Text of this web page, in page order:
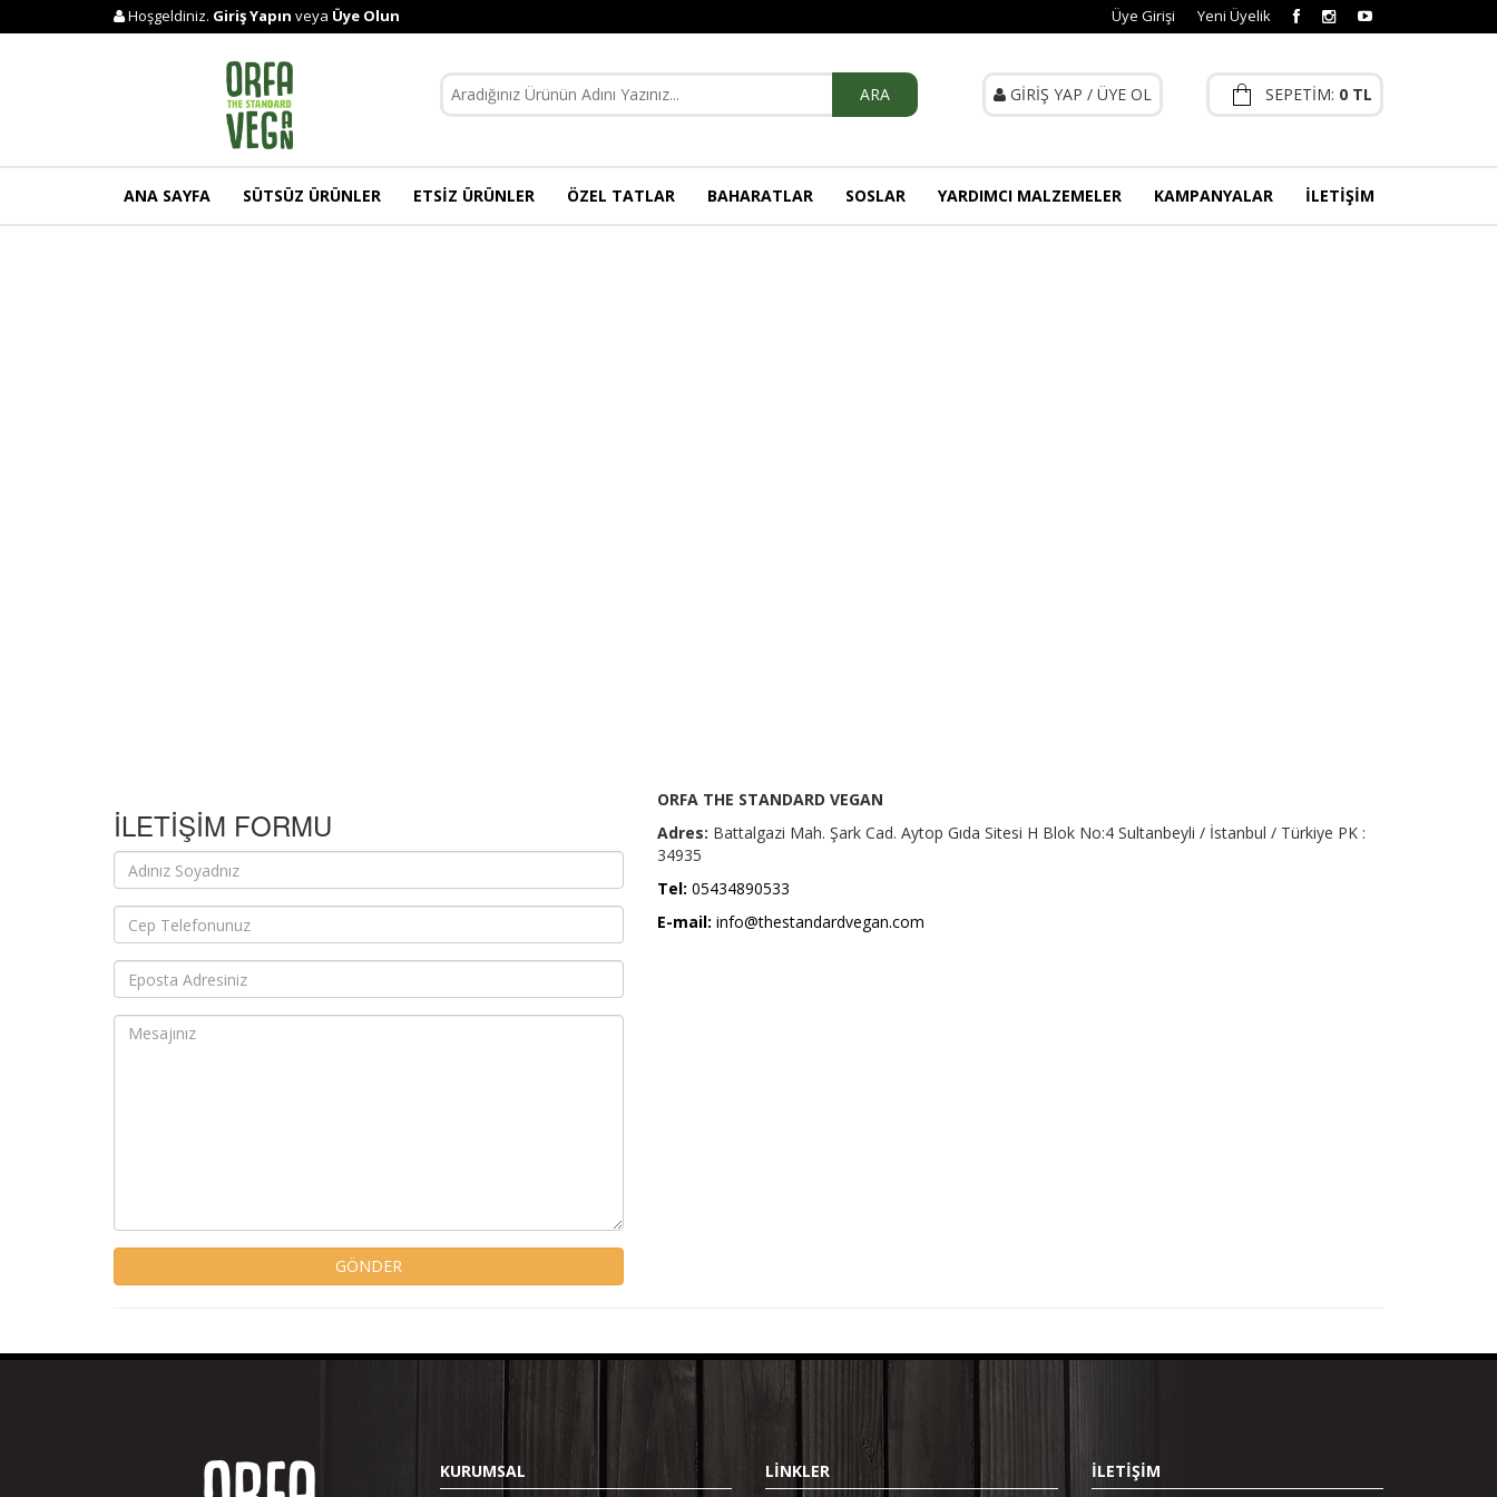
Hoşgeldiniz. Giriş Yapın veya Üye Olun Üye Girişi Yeni Üyelik
ARA GİRİŞ YAP / ÜYE OL SEPETİM: 0 TL
ANA SAYFA SÜTSÜZ ÜRÜNLER ETSİZ ÜRÜNLER ÖZEL TATLAR BAHARATLAR SOSLAR YARDIMCI MALZEMELER KAMPANYALAR İLETİŞİM
İLETİŞİM FORMU
GÖNDER
ORFA THE STANDARD VEGAN
Adres: Battalgazi Mah. Şark Cad. Aytop Gıda Sitesi H Blok No:4 Sultanbeyli / İstanbul / Türkiye PK :
34935
Tel: 05434890533
E-mail: info@thestandardvegan.com
KURUMSAL LİNKLER İLETİŞİM